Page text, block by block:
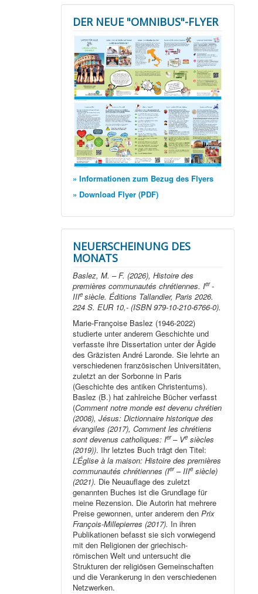
DER NEUE "OMNIBUS"-FLYER
» Informationen zum Bezug des Flyers
» Download Flyer (PDF)
NEUERSCHEINUNG DES
MONATS
Baslez, M. – F. (2026), Histoire des
premières communautés chrétiennes. Ier-
IIIe siècle. Éditions Tallandier, Paris 2026.
224 S. EUR 10,- (ISBN 979-10-210-6766-0).
Marie-Françoise Baslez (1946-2022)
studierte unter anderem Geschichte und
verfasste ihre Dissertation unter der Ägide
des Gräzisten André Laronde. Sie lehrte an
verschiedenen französischen Universitäten,
zuletzt an der Sorbonne in Paris
(Geschichte des antiken Christentums).
Baslez (B.) hat zahlreiche Bücher verfasst
(Comment notre monde est devenu chrétien
(2008), Jésus: Dictionnaire historique des
évangiles (2017), Comment les chrétiens
sont devenus catholiques: Ier– Ve siècles
(2019)). Ihr letztes Buch trägt den Titel:
L’Église à la maison: Histoire des premières
communautés chrétiennes (Ier– IIIe siècle)
(2021). Die Neuauflage des zuletzt
genannten Buches ist die Grundlage für
meine Rezension. Die Autorin hat mehrere
Preise gewonnen, unter anderem denPrix
François-Millepierres (2017). In ihren
Publikationen befasst sie sich vorwiegend
mit den Religionen der griechisch-
römischen Welt und untersucht die
Strukturen der religiösen Gemeinschaften
und die Verankerung in den verschiedenen
Netzwerken.